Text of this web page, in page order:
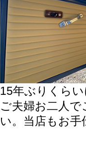
15年ぶりくら
ご夫婦お二人
い。当店もお